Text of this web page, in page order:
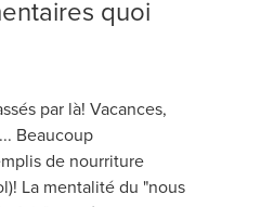
quoi
par là! Vacances,
Beaucoup
de nourriture
La mentalité du "nous